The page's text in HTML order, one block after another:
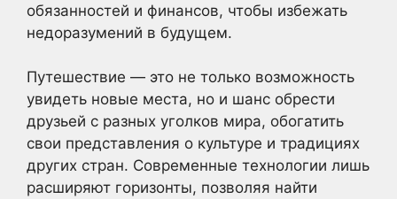
обязанностей и финансов, чтобы избежать
недоразумений в будущем.
Путешествие — это не только возможность
увидеть новые места, но и шанс обрести
друзьей с разных уголков мира, обогатить
свои представления о культуре и традициях
других стран. Современные технологии лишь
расширяют горизонты, позволяя найти